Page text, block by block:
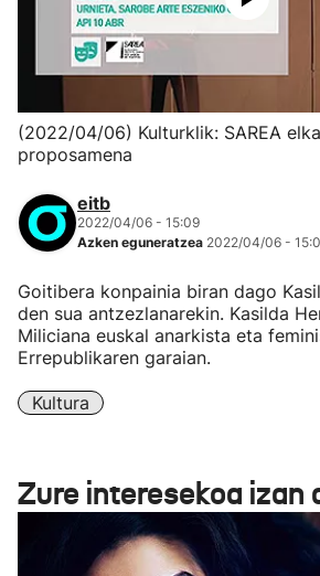
(2022/04/06) Kulturklik: SAREA
proposamena
eitb
2022/04/06 - 15:09
Azken eguneratzea 2022/04/06 -
Goitibera konpainia biran dago
den sua antzezlanarekin. Kasilda
Miliciana euskal anarkista eta
Errepublikaren garaian.
Kultura
Zure interesekoa izan